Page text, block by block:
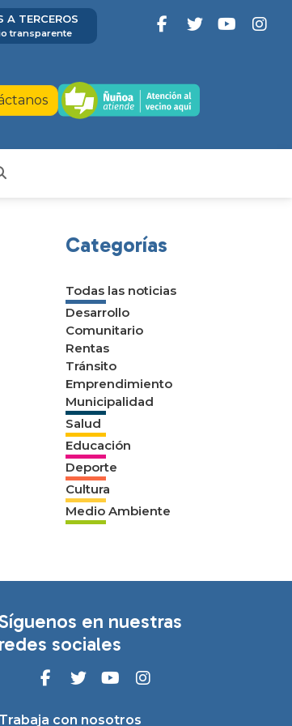
A TERCEROS
transparente
Categorías
Todas las noticias
Desarrollo
Comunitario
Rentas
Tránsito
Emprendimiento
Municipalidad
Salud
Educación
Deporte
Cultura
Medio Ambiente
en nuestras
redes sociales
Trabaja con nosotros